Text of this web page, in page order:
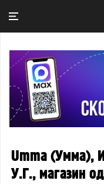
Umma (Умма),
У.Г., магазин